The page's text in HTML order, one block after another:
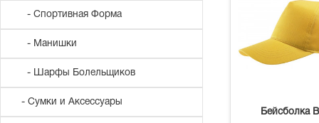
- Спортивная Форма
- Манишки
- Шарфы Болельщиков
- Сумки и Аксессуары
Бейсболка